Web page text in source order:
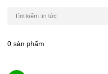
0 sản phẩm